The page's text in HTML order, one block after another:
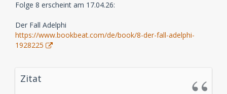
Folge 8 erscheint am 17.04.26:
Der Fall Adelphi
https://www.bookbeat.com/de/book/8-der-fall-adelphi-
1928225
Zitat